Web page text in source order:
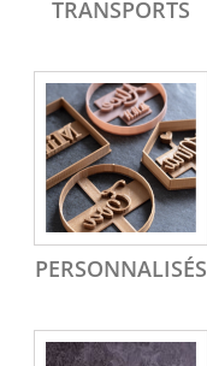
TRANSPORTS
PERSONNALISÉS